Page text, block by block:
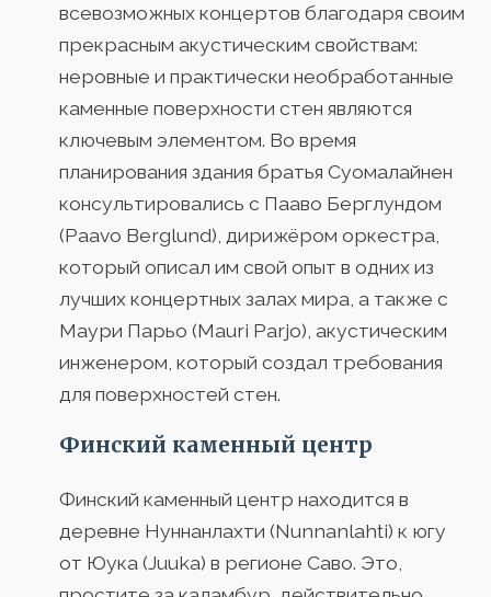
всевозможных концертов благодаря своим
прекрасным акустическим свойствам:
неровные и практически необработанные
каменные поверхности стен являются
ключевым элементом. Во время
планирования здания братья Суомалайнен
консультировались с Пааво Берглундом
(Paavo Berglund), дирижёром оркестра,
который описал им свой опыт в одних из
лучших концертных залах мира, а также с
Маури Парьо (Mauri Parjo), акустическим
инженером, который создал требования
для поверхностей стен.
Финский каменный центр
Финский каменный центр находится в
деревне Нуннанлахти (Nunnanlahti) к югу
от Юука (Juuka) в регионе Саво. Это,